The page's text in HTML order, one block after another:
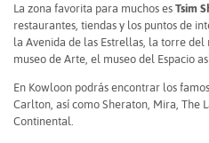
La zona favorita para muchos es Tsim
restaurantes, tiendas y los puntos de
la Avenida de las Estrellas, la torre
museo de Arte, el museo del Espacio
En Kowloon podrás encontrar los
Carlton, así como Sheraton, Mira, The
Continental.